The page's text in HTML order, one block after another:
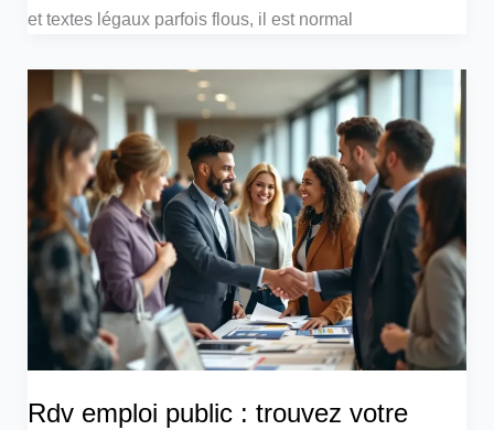
et textes légaux parfois flous, il est normal
Rdv emploi public : trouvez votre